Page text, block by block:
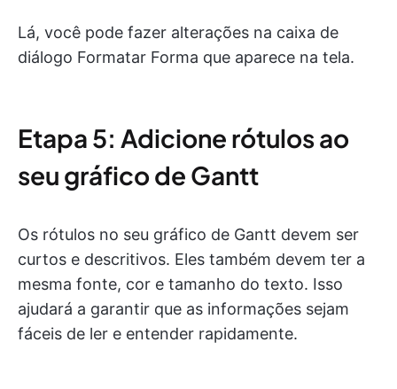
Lá, você pode fazer alterações na caixa de
diálogo Formatar Forma que aparece na tela.
Etapa 5: Adicione rótulos ao
seu gráfico de Gantt
Os rótulos no seu gráfico de Gantt devem ser
curtos e descritivos. Eles também devem ter a
mesma fonte, cor e tamanho do texto. Isso
ajudará a garantir que as informações sejam
fáceis de ler e entender rapidamente.